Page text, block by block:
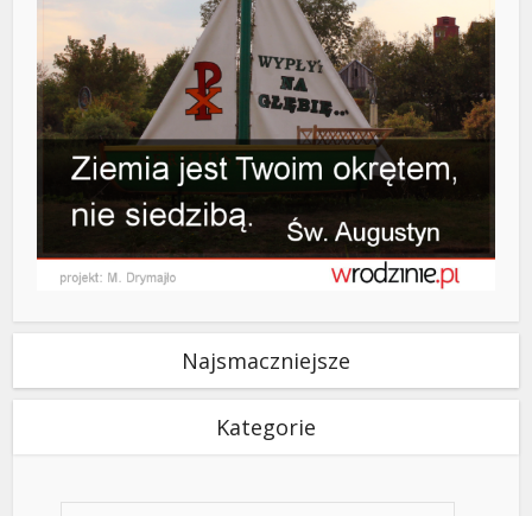
Najsmaczniejsze
Kategorie